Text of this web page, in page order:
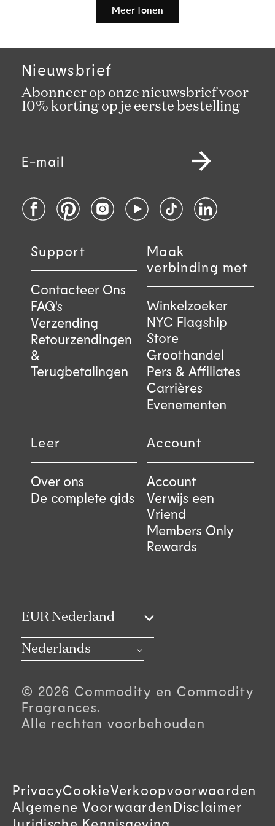
Meer tonen
Nieuwsbrief
Abonneer op onze nieuwsbrief voor
10% korting op je eerste bestelling
E-mail
FacebookPinterestInstagramYouTubeTikTokLinkedIn
Support
Contacteer Ons
FAQ's
Verzending
Retourzendingen
&
Terugbetalingen
Maak
verbinding met
Winkelzoeker
NYC Flagship
Store
Groothandel
Pers & Affiliates
Carrières
Evenementen
Leer
Over ons
De complete gids
Account
Account
Verwijs een
Vriend
Members Only
Rewards
C
o
u
n
y
EUR Nederland
Nederlands
© 2026 Commodity en Commodity
Fragrances.
Alle rechten voorbehouden
PrivacyCookieVerkoopvoorwaarden
Algemene VoorwaardenDisclaimer